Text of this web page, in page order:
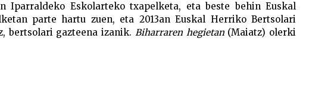
Iparraldeko Eskolarteko txapelketa, eta beste behin Euskal
parte hartu zuen, eta 2013an Euskal Herriko Bertsolari
bertsolari gazteena izanik. Biharraren hegietan(Maiatz) olerki